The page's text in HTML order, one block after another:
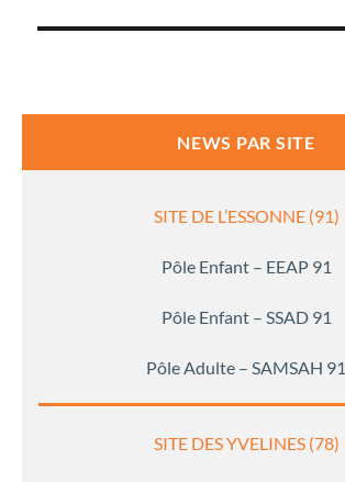
l’article
NEWS PAR SITE
SITE DE L’ESSONNE (91)
Pôle Enfant – EEAP 91
Pôle Enfant – SSAD 91
Pôle Adulte – SAMSAH 91
SITE DES YVELINES (78)